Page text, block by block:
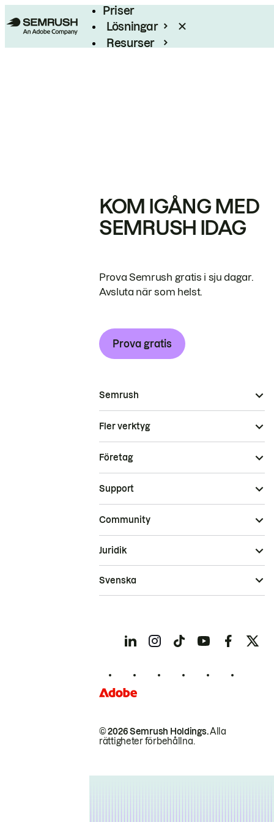
Priser
Lösningar
Resurser
KOM IGÅNG MED
SEMRUSH IDAG
Prova Semrush gratis i sju dagar.
Avsluta när som helst.
Prova gratis
Semrush
Fler verktyg
Företag
Support
Community
© 2026 Semrush Holdings.Alla
rättigheter förbehållna.
Juridik
Svenska